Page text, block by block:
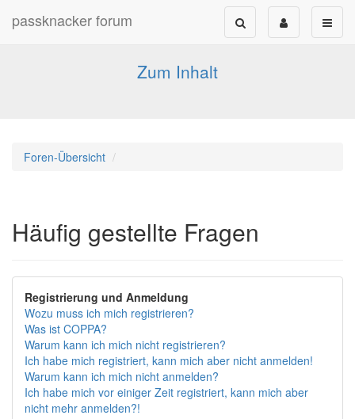
passknacker forum
Forum für alle Pässe- und Tourenfahrer
Zum Inhalt
Foren-Übersicht
Häufig gestellte Fragen
Registrierung und Anmeldung
Wozu muss ich mich registrieren?
Was ist COPPA?
Warum kann ich mich nicht registrieren?
Ich habe mich registriert, kann mich aber nicht anmelden!
Warum kann ich mich nicht anmelden?
Ich habe mich vor einiger Zeit registriert, kann mich aber
nicht mehr anmelden?!